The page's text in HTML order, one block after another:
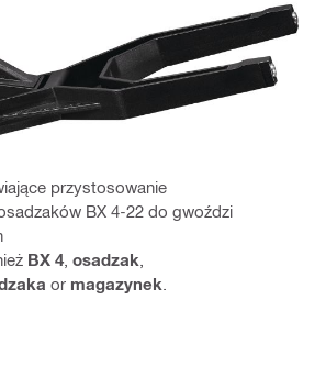
przystosowanie
BX 4-22 do gwoździ
BX 4, osadzak
or magazynek